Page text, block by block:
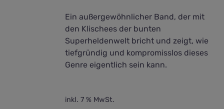
Ein außergewöhnlicher Band, der mit
den Klischees der bunten
Superheldenwelt bricht und zeigt, wie
tiefgründig und kompromisslos dieses
Genre eigentlich sein kann.
inkl. 7 % MwSt.